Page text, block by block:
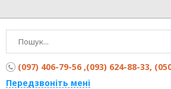
(097) 406-79-56 ,(093) 624-88-33,
Передзвоніть мені